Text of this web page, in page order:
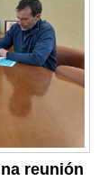
reunión